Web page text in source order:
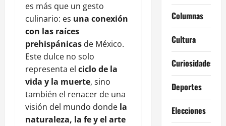
es más que un gesto
culinario: es una conexión
con las raíces
prehispánicas de México.
Este dulce no solo
representa el ciclo de la
vida y la muerte, sino
también el renacer de una
visión del mundo donde la
naturaleza, la fe y el arte
Columnas
Cultura
Curiosidades
Deportes
Elecciones